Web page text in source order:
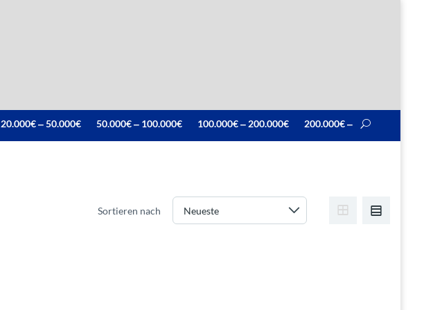
20.000€ ‒ 50.000€ 50.000€ ‒ 100.000€ 100.000€ ‒ 200.000€ 200.000€ ‒
Sortieren nach